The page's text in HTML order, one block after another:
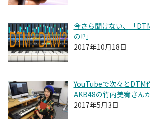
今さら聞けない、「
の!?」
2017年10月18日
YouTubeで次々とDTM
AKB48の竹内美宥さん
2017年5月3日